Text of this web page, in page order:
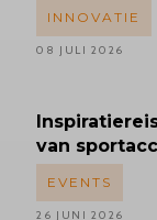
INNOVATIE
08 JULI 2026
van
EVENTS
26 JUNI 2026